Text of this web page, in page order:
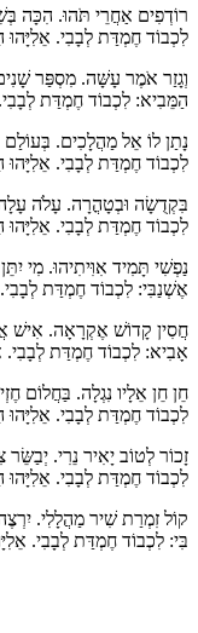
רוֹדְפִים אַחֲרֵי תֹּהוּ. הִכָּה
לִכְבוֹד חֶמְדַּת לְבָבִי. אֵלִיָּהוּ
וְגָזַר אֹמֶר עָשָּׁה. מִסְפַּר
הַמֵּבִיא: לִכְבוֹד חֶמְדַּת
נָתַן לוֹ אֵל מַהֲלָכִים.
לִכְבוֹד חֶמְדַּת לְבָבִי. אֵלִיָּהוּ
בִּקְדֻשָׂה וּבְטָהֳרָה. עָלֹה
לִכְבוֹד חֶמְדַּת לְבָבִי. אֵלִיָּהוּ
נַפְשִׁי תָּמִיד אִוִּיתִיהוּ. מִי
אֶשְׁנַבִּי: לִכְבוֹד חֶמְדַּת
חֲסִין קָדוֹשׁ אֶקְרָאָה. אִישׁ
אָבִיא: לִכְבוֹד חֶמְדַּת לְבָבִי.
חֵן חֵן אֵלָיו נִגְלָה. בַּחֲלוֹם
לִכְבוֹד חֶמְדַּת לְבָבִי. אֵלִיָּהוּ
זָכוֹר לְטוֹב יָאִיר נֵרִי.
לִכְבוֹד חֶמְדַּת לְבָבִי. אֵלִיָּהוּ
קוֹל זִמְרַת שִׁיר מַהֲלָלִי.
בִּי: לִכְבוֹד חֶמְדַּת לְבָבִי.